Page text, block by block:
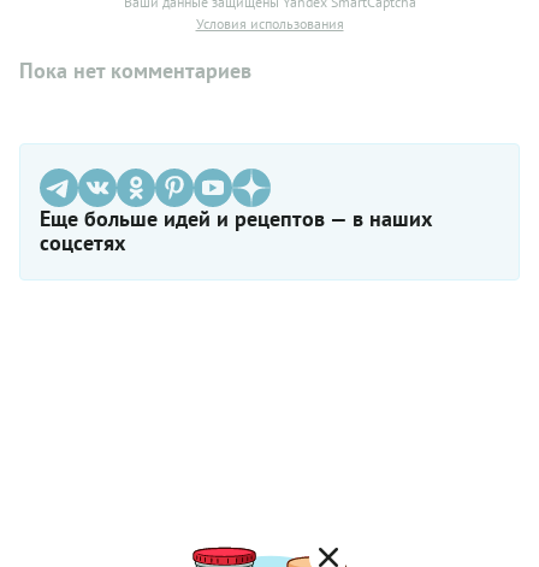
Условия использования
Пока нет комментариев
Еще больше идей и рецептов — в наших
соцсетях